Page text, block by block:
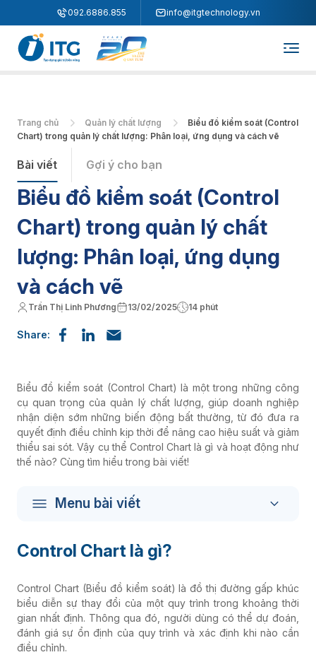
092.6886.855 info@itgtechnology.vn
Trang chủ Quản lý chất lượng
Biểu đồ kiểm soát (Control
Chart) trong quản lý chất lượng: Phân loại, ứng dụng và cách vẽ
Bài viết Gợi ý cho bạn
Biểu đồ kiểm soát (Control
Chart) trong quản lý chất
lượng: Phân loại, ứng dụng
và cách vẽ
Trần Thị Linh Phương 13/02/2025 14 phút
Share:
Biểu đồ kiểm soát (Control Chart) là một trong những công
cụ quan trọng của quản lý chất lượng, giúp doanh nghiệp
nhận diện sớm những biến động bất thường, từ đó đưa ra
quyết định điều chỉnh kịp thời để nâng cao hiệu suất và giảm
thiểu sai sót. Vậy cụ thể Control Chart là gì và hoạt động như
thế nào? Cùng tìm hiểu trong bài viết!
Menu bài viết
Control Chart là gì?
Control Chart (Biểu đồ kiểm soát) là đồ thị đường gấp khúc
biểu diễn sự thay đổi của một quy trình trong khoảng thời
gian nhất định. Thông qua đó, người dùng có thể dự đoán,
đánh giá sự ổn định của quy trình và xác định khi nào cần
điều chỉnh.